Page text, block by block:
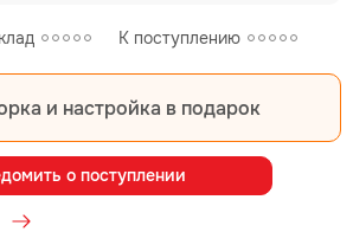
К поступлению
и настройка в подарок
о поступлении